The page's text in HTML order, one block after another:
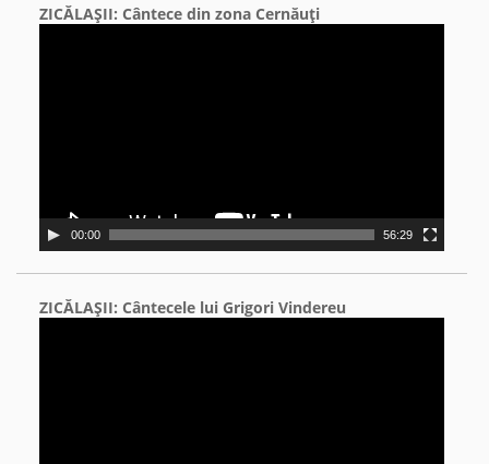
ZICĂLAŞII: Cântece din zona Cernăuţi
00:00 56:29
ZICĂLAŞII: Cântecele lui Grigori Vindereu